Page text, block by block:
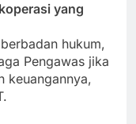
yang
hukum,
Pengawas jika
keuangannya,